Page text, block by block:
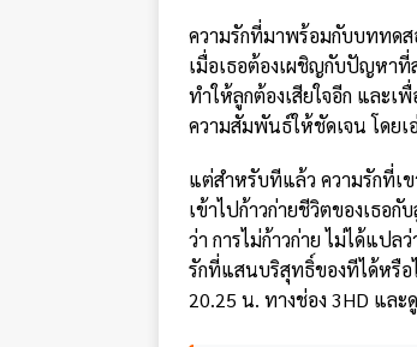
ความรักที่มาพร้อมกับบททด
เมื่อเธอต้องเผชิญกับปัญหาที่
ทำให้ลูกต้องเสียใจอีก และเ
ความสัมพันธ์ให้ชัดเจน โดยเ
แต่สำหรับทีแล้ว ความรักที่เ
เข้าไปก้าวก่ายชีวิตของเธอ
ว่า การไม่ก้าวก่าย ไม่ได้แปล
รักที่แสนบริสุทธิ์ของทีได้หรื
20.25 น. ทางช่อง 3HD แล